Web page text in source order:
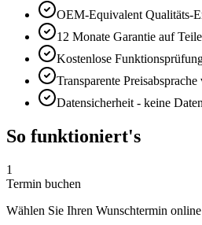
OEM-Equivalent Qualitäts-
12 Monate Garantie auf
Kostenlose
Transparente
Datensicherheit - keine
So funktioniert's
1
Termin buchen
Wählen Sie Ihren Wunschtermin